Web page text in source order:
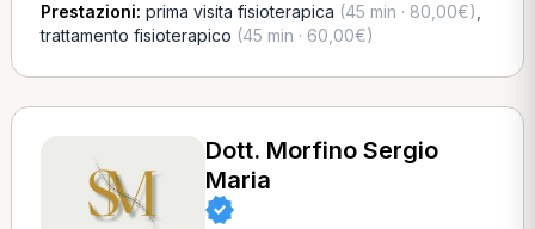
Prestazioni: prima visita fisioterapica (45 min · 80,00€)
trattamento fisioterapico (45 min · 60,00€)
Dott. Morfino Sergio
Maria